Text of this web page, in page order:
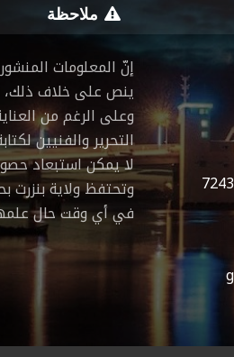
ملاحظة
إنّ المعلومات
ينص على خلاف ذلك،
وعلى الرغم من
التحرير والفنيين
لا يمكن استبعاد
وتحتفظ ولاية
في أي وقت حال